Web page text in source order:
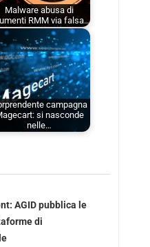
Malware abusa di
RMM via falsa…
campagna
si nasconde
nelle…
AGID pubblica le
di